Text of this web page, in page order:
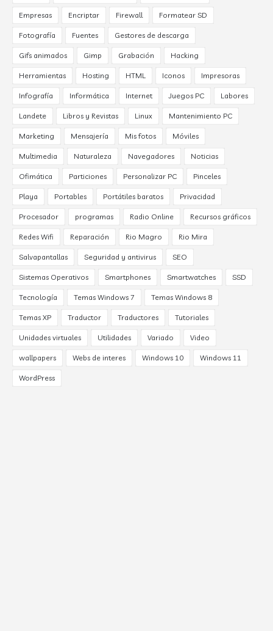
Empresas Encriptar Firewall Formatear SD
Fotografía Fuentes Gestores de descarga
Gifs animados Gimp Grabación Hacking
Herramientas Hosting HTML Iconos Impresoras
Infografía Informática Internet Juegos PC Labores
Landete Libros y Revistas Linux Mantenimiento PC
Marketing Mensajería Mis fotos Móviles
Multimedia Naturaleza Navegadores Noticias
Ofimática Particiones Personalizar PC Pinceles
Playa Portables Portátiles baratos Privacidad
Procesador programas Radio Online Recursos gráficos
Redes Wifi Reparación Rio Magro Rio Mira
Salvapantallas Seguridad y antivirus SEO
Sistemas Operativos Smartphones Smartwatches SSD
Tecnología Temas Windows 7 Temas Windows 8
Temas XP Traductor Traductores Tutoriales
Unidades virtuales Utilidades Variado Video
wallpapers Webs de interes Windows 10 Windows 11
WordPress